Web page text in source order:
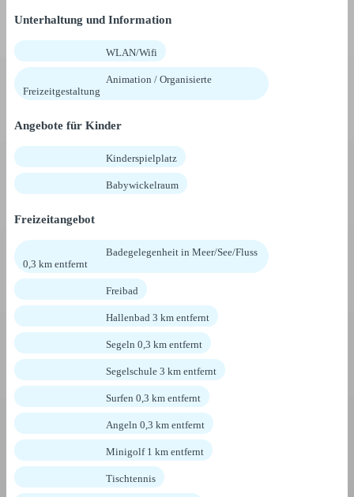
Unterhaltung und Information
WLAN/Wifi
Animation / Organisierte
Freizeitgestaltung
Angebote für Kinder
Kinderspielplatz
Babywickelraum
Freizeitangebot
Badegelegenheit in Meer/See/Fluss
0,3 km entfernt
Freibad
Hallenbad 3 km entfernt
Segeln 0,3 km entfernt
Segelschule 3 km entfernt
Surfen 0,3 km entfernt
Angeln 0,3 km entfernt
Minigolf 1 km entfernt
Tischtennis